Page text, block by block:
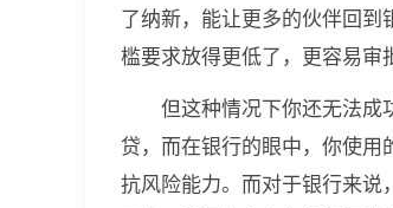
了纳新，能让更多的伙伴回到
槛要求放得更低了，更容易审
但这种情况下你还无法成
贷，而在银行的眼中，你使用
抗风险能力。而对于银行来说